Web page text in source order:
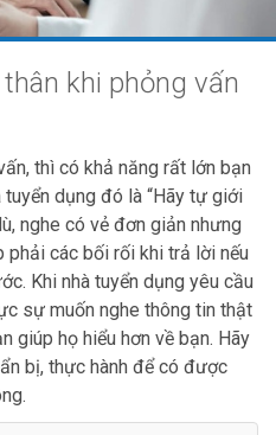
khi phỏng vấn
thì có khả năng rất lớn bạn
dụng đó là “Hãy tự giới
nghe có vẻ đơn giản nhưng
các bối rối khi trả lời nếu
Khi nhà tuyển dụng yêu cầu
sự muốn nghe thông tin thật
giúp họ hiểu hơn về bạn. Hãy
bị, thực hành để có được